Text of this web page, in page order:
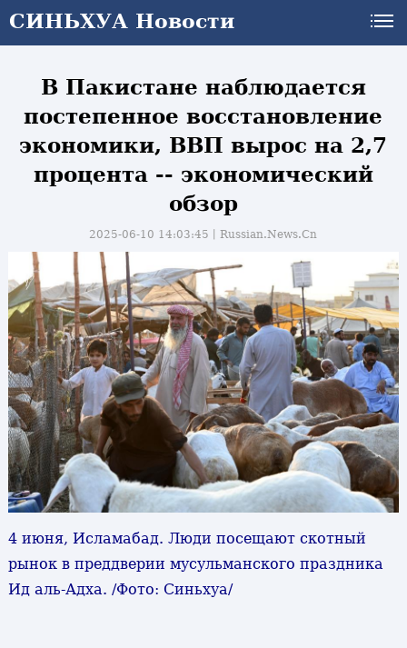
СИНЬХУА Новости
СИНЬХУА Новости
В Пакистане наблюдается
постепенное восстановление
экономики, ВВП вырос на 2,7
процента -- экономический
обзор
2025-06-10 14:03:45丨Russian.News.Cn
4 июня, Исламабад. Люди посещают скотный
рынок в преддверии мусульманского праздника
Ид аль-Адха. /Фото: Синьхуа/